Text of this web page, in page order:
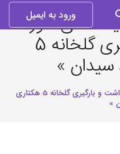
ورود به ایمیل
های سورت
، برداشت و بارگیری گلخانه 5
سیدان »
« آگهي مناقصه عملیات های سورت ، برداشت و بارگیری گلخانه 5 هکتاری
»